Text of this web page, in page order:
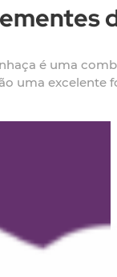
é uma
uma excelente